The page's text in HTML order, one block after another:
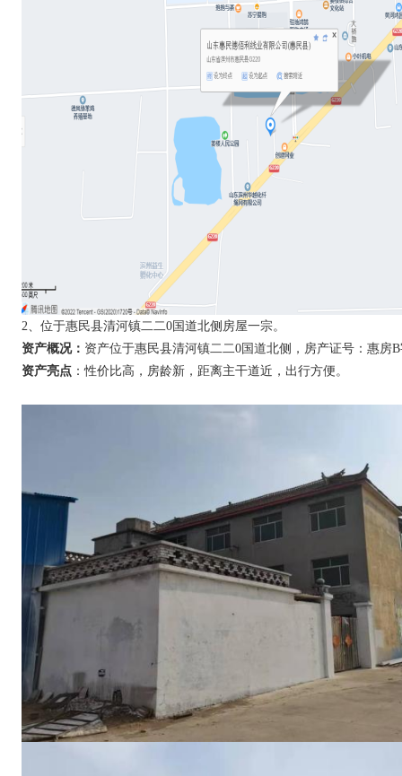
2、位于惠民县清河镇二二0国道北侧房屋一宗。
资产概况： 资产位于惠民县清河镇二二0国道北侧，房产证号：惠房
资产亮点 ：性价比高，房龄新，距离主干道近，出行方便。